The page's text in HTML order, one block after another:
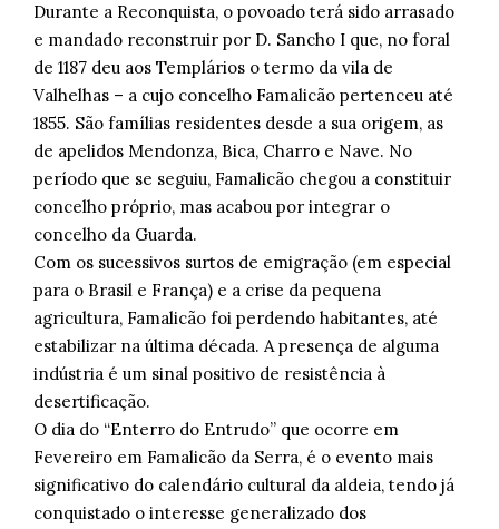
Durante a Reconquista, o povoado terá sido arrasado
e mandado reconstruir por D. Sancho I que, no foral
de 1187 deu aos Templários o termo da vila de
Valhelhas – a cujo concelho Famalicão pertenceu até
1855. São famílias residentes desde a sua origem, as
de apelidos Mendonza, Bica, Charro e Nave. No
período que se seguiu, Famalicão chegou a constituir
concelho próprio, mas acabou por integrar o
concelho da Guarda.
Com os sucessivos surtos de emigração (em especial
para o Brasil e França) e a crise da pequena
agricultura, Famalicão foi perdendo habitantes, até
estabilizar na última década. A presença de alguma
indústria é um sinal positivo de resistência à
desertificação.
O dia do “Enterro do Entrudo” que ocorre em
Fevereiro em Famalicão da Serra, é o evento mais
significativo do calendário cultural da aldeia, tendo já
conquistado o interesse generalizado dos